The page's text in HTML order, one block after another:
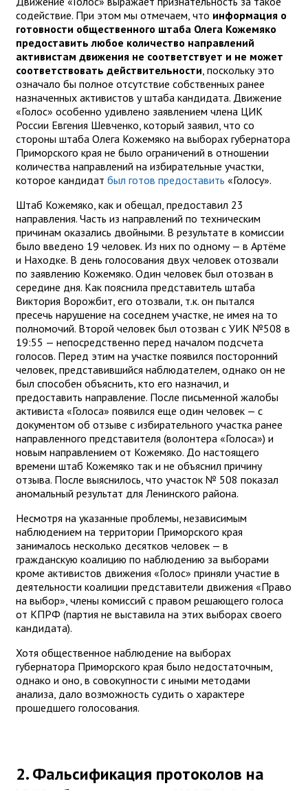
содействие. При этом мы отмечаем, что информация о
готовности общественного штаба Олега Кожемяко
предоставить любое количество направлений
активистам движения не соответствует и не может
соответствовать действительности, поскольку это
означало бы полное отсутствие собственных ранее
назначенных активистов у штаба кандидата. Движение
«Голос» особенно удивлено заявлением члена ЦИК
России Евгения Шевченко, который заявил, что со
стороны штаба Олега Кожемяко на выборах губернатора
Приморского края не было ограничений в отношении
количества направлений на избирательные участки,
которое кандидат был готов предоставить «Голосу».
Штаб Кожемяко, как и обещал, предоставил 23
направления. Часть из направлений по техническим
причинам оказались двойными. В результате в комиссии
было введено 19 человек. Из них по одному — в Артёме
и Находке. В день голосования двух человек отозвали
по заявлению Кожемяко. Один человек был отозван в
середине дня. Как пояснила представитель штаба
Виктория Ворожбит, его отозвали, т.к. он пытался
пресечь нарушение на соседнем участке, не имея на то
полномочий. Второй человек был отозван с УИК №508 в
19:55 — непосредственно перед началом подсчета
голосов. Перед этим на участке появился посторонний
человек, представившийся наблюдателем, однако он не
был способен объяснить, кто его назначил, и
предоставить направление. После письменной жалобы
активиста «Голоса» появился еще один человек — с
документом об отзыве с избирательного участка ранее
направленного представителя (волонтера «Голоса») и
новым направлением от Кожемяко. До настоящего
времени штаб Кожемяко так и не объяснил причину
отзыва. После выяснилось, что участок № 508 показал
аномальный результат для Ленинского района.
Несмотря на указанные проблемы, независимым
наблюдением на территории Приморского края
занималось несколько десятков человек — в
гражданскую коалицию по наблюдению за выборами
кроме активистов движения «Голос» приняли участие в
деятельности коалиции представители движения «Право
на выбор», члены комиссий с правом решающего голоса
от КПРФ (партия не выставила на этих выборах своего
кандидата).
Хотя общественное наблюдение на выборах
губернатора Приморского края было недостаточным,
однако и оно, в совокупности с иными методами
анализа, дало возможность судить о характере
прошедшего голосования.
2. Фальсификация протоколов на